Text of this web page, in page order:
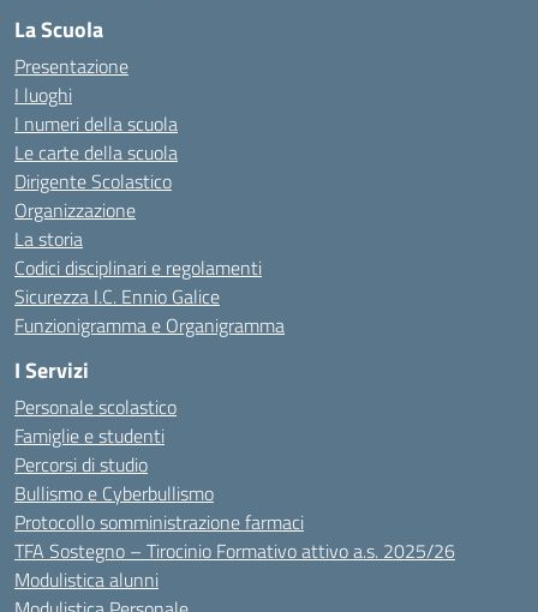
La Scuola
Presentazione
I luoghi
I numeri della scuola
Le carte della scuola
Dirigente Scolastico
Organizzazione
La storia
Codici disciplinari e regolamenti
Sicurezza I.C. Ennio Galice
Funzionigramma e Organigramma
I Servizi
Personale scolastico
Famiglie e studenti
Percorsi di studio
Bullismo e Cyberbullismo
Protocollo somministrazione farmaci
TFA Sostegno – Tirocinio Formativo attivo a.s. 2025/26
Modulistica alunni